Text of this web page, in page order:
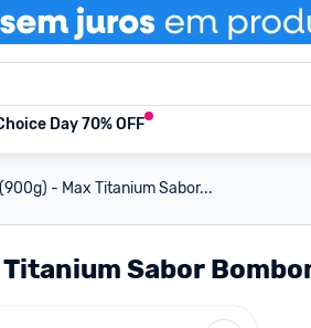
Day 70% OFF
- Max Titanium Sabor...
Titanium Sabor